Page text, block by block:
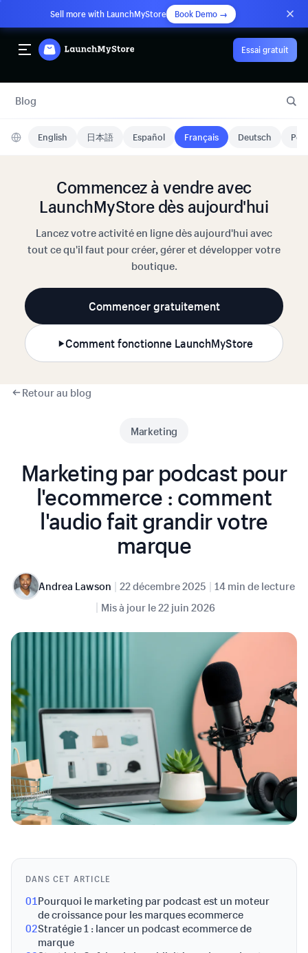
Sell more with LaunchMyStore Book Demo →
Essai gratuit
Blog
English 日本語 Español Français Deutsch
Commencez à vendre avec
LaunchMyStore dès aujourd'hui
Lancez votre activité en ligne dès aujourd'hui avec
tout ce qu'il faut pour créer, gérer et développer votre
boutique.
Commencer gratuitement
Comment fonctionne LaunchMyStore
Retour au blog
Marketing
Marketing par podcast pour
l'ecommerce : comment
l'audio fait grandir votre
marque
Andrea Lawson | 22 décembre 2025 | 14 min de lecture
| Mis à jour le22 juin 2026
DANS CET ARTICLE
01Pourquoi le marketing par podcast est un moteur
de croissance pour les marques ecommerce
02Stratégie 1 : lancer un podcast ecommerce de
marque